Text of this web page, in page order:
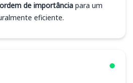
de importância para um
eficiente.